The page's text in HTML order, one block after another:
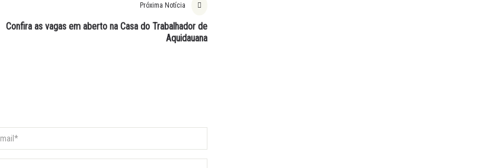
Próxima Notícia
Confira as vagas em aberto na Casa do Trabalhador de
Aquidauana